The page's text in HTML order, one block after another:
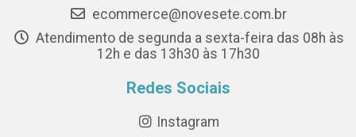
ecommerce@novesete.com.br
Atendimento de segunda a sexta-feira das 08h às
12h e das 13h30 às 17h30
Redes Sociais
Instagram